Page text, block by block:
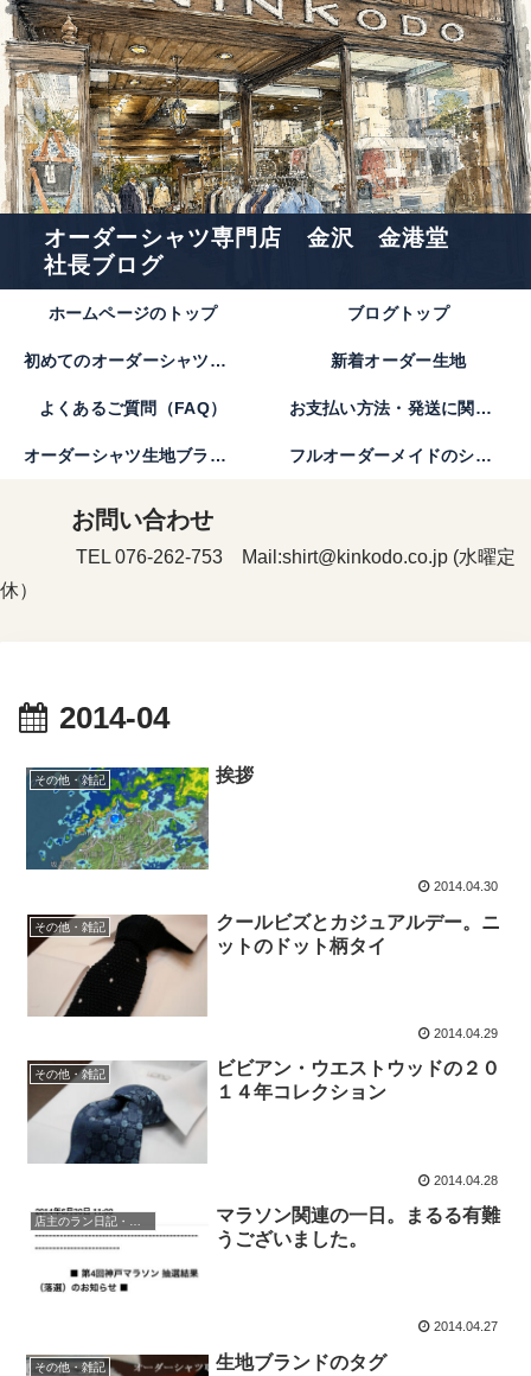
オーダーシャツ専門店 金沢 金港堂
社長ブログ
ホームページのトップ ブログトップ
初めてのオーダーシャツのご注文方法｜金港堂【公式】 新着オーダー生地
よくあるご質問（FAQ） お支払い方法・発送に関して
オーダーシャツ生地ブランド フルオーダーメイドのシャツとは。
お問い合わせ
TEL 076-262-753 Mail:shirt@kinkodo.co.jp (水曜定
休）
2014-04
その他・雑記 挨拶
2014.04.30
その他・雑記
クールビズとカジュアルデー。ニ
ットのドット柄タイ
2014.04.29
その他・雑記
ビビアン・ウエストウッドの２０
１４年コレクション
2014.04.28
マラソン関連の一日。まるる有難
うございました。
2014.04.27
その他・雑記 生地ブランドのタグ